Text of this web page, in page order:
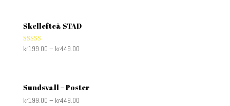
Skellefteå STAD
Rated
5.00
kr199.00 – kr449.00
Sundsvall – Poster
kr199.00 – kr449.00